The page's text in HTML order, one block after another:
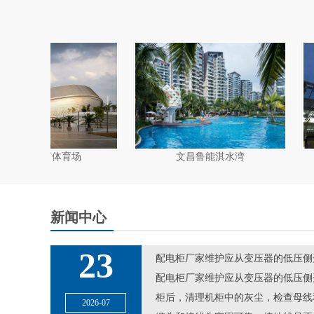
文昌鲁能淇水湾 三亚凤凰国际机场
新闻中心
23
2026-07
配电柜厂家维护应从变压器的低压
配电柜厂家维护应从变压器的低压
柜后，清理机柜中的灰尘，检查母